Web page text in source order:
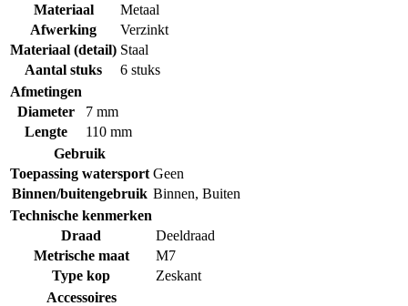
Materiaal
Metaal
Afwerking
Verzinkt
Materiaal (detail) Staal
Aantal stuks
6 stuks
Afmetingen
Diameter
7 mm
Lengte
110 mm
Gebruik
Toepassing watersport Geen
Binnen/buitengebruik Binnen, Buiten
Technische kenmerken
Draad
Deeldraad
Metrische maat
M7
Type kop
Zeskant
Accessoires